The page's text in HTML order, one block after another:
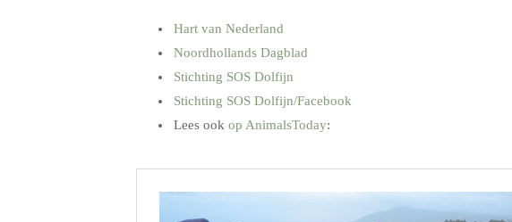
Hart van Nederland
Noordhollands Dagblad
Stichting SOS Dolfijn
Stichting SOS Dolfijn/Facebook
Lees ook op AnimalsToday: